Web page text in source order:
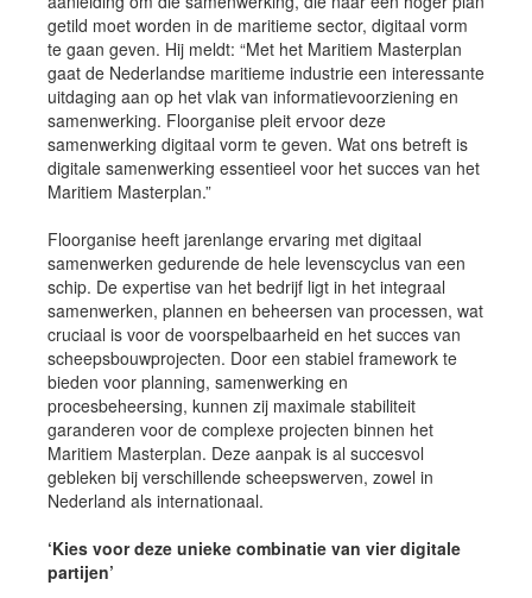
getild moet worden in de maritieme sector, digitaal vorm
te gaan geven. Hij meldt: “Met het Maritiem Masterplan
gaat de Nederlandse maritieme industrie een interessante
uitdaging aan op het vlak van informatievoorziening en
samenwerking. Floorganise pleit ervoor deze
samenwerking digitaal vorm te geven. Wat ons betreft is
digitale samenwerking essentieel voor het succes van het
Maritiem Masterplan.”
Floorganise heeft jarenlange ervaring met digitaal
samenwerken gedurende de hele levenscyclus van een
schip. De expertise van het bedrijf ligt in het integraal
samenwerken, plannen en beheersen van processen, wat
cruciaal is voor de voorspelbaarheid en het succes van
scheepsbouwprojecten. Door een stabiel framework te
bieden voor planning, samenwerking en
procesbeheersing, kunnen zij maximale stabiliteit
garanderen voor de complexe projecten binnen het
Maritiem Masterplan. Deze aanpak is al succesvol
gebleken bij verschillende scheepswerven, zowel in
Nederland als internationaal.
‘Kies voor deze unieke combinatie van vier digitale
partijen’